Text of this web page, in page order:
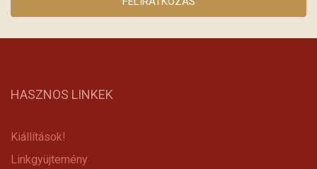
HASZNOS LINKEK
Kiállítások!
Linkgyüjtemény